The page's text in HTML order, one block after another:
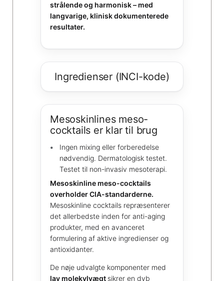
strålende og harmonisk – med
langvarige, klinisk dokumenterede
resultater.
Ingredienser (INCI-kode)
Mesoskinlines meso-
cocktails er klar til brug
Ingen mixing eller forberedelse
nødvendig. Dermatologisk testet.
Testet til non-invasiv mesoterapi.
Mesoskinline meso-cocktails
overholder CIA-standarderne.
Mesoskinline cocktails repræsenterer
det allerbedste inden for anti-aging
produkter, med en avanceret
formulering af aktive ingredienser og
antioxidanter.
De nøje udvalgte komponenter med
lav molekylvægt sikrer en dyb